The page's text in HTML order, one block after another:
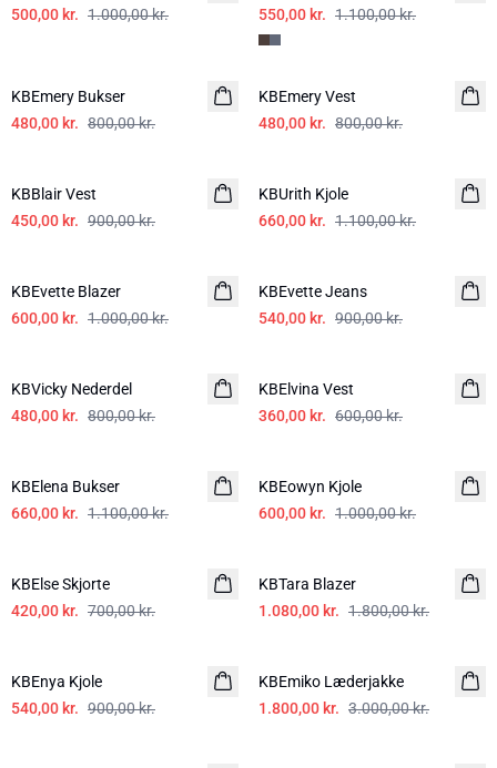
500,00 kr. 1.000,00 kr.
550,00 kr. 1.100,00 kr.
KBEmery Bukser
480,00 kr. 800,00 kr.
-40%
KBEmery Vest
480,00 kr. 800,00 kr.
KBBlair Vest
450,00 kr. 900,00 kr.
KBUrith Kjole
660,00 kr. 1.100,00 kr.
KBEvette Blazer
600,00 kr. 1.000,00 kr.
KBEvette Jeans
540,00 kr. 900,00 kr.
KBVicky Nederdel
480,00 kr. 800,00 kr.
KBElvina Vest
360,00 kr. 600,00 kr.
KBElena Bukser
660,00 kr. 1.100,00 kr.
KBEowyn Kjole
600,00 kr. 1.000,00 kr.
KBElse Skjorte
420,00 kr. 700,00 kr.
KBTara Blazer
1.080,00 kr. 1.800,00 kr.
KBEnya Kjole
540,00 kr. 900,00 kr.
KBEmiko Læderjakke
1.800,00 kr. 3.000,00 kr.